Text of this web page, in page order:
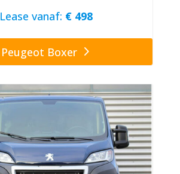
Lease vanaf: € 498
Peugeot Boxer